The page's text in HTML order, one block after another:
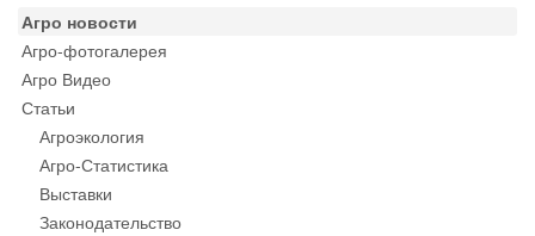
Агро новости
Агро-фотогалерея
Агро Видео
Статьи
Агроэкология
Агро-Статистика
Выставки
Законодательство